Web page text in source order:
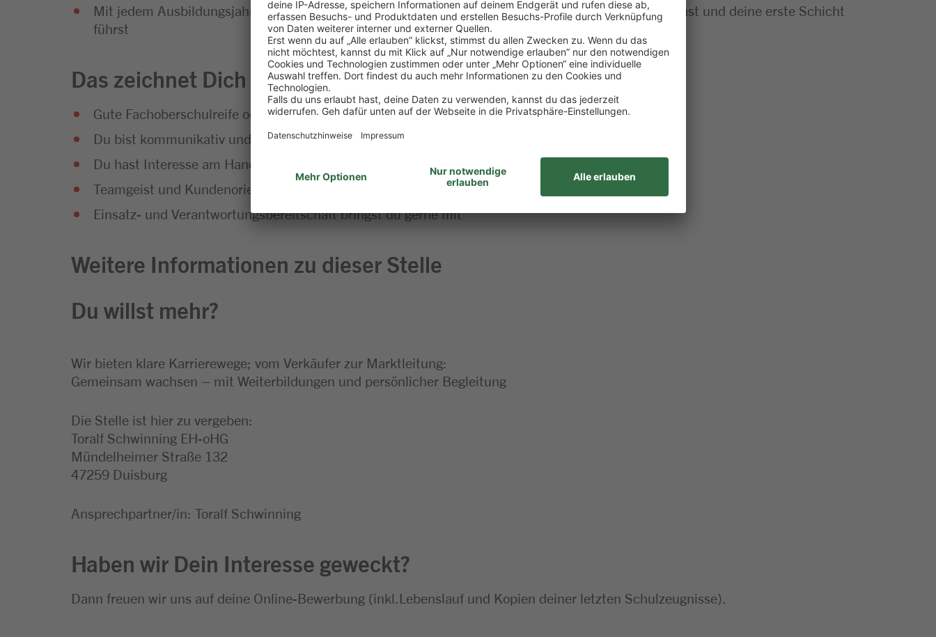
Mit jedem Ausbildungsjahr wächst deine Verantwortung – bis du schließlich selbst den Einsatz planst und deine erste Schicht
führst
Das zeichnet Dich aus
Gute Fachoberschulreife oder Fachabitur
Du bist kommunikativ und hast Spaß am Umgang mit Menschen
Du hast Interesse am Handel und an Lebensmitteln
Teamgeist und Kundenorientierung gehören für dich einfach dazu
Einsatz- und Verantwortungsbereitschaft bringst du gerne mit
Weitere Informationen zu dieser Stelle
Du willst mehr?
Wir bieten klare Karrierewege; vom Verkäufer zur Marktleitung:
Gemeinsam wachsen – mit Weiterbildungen und persönlicher Begleitung
Die Stelle ist hier zu vergeben:
Toralf Schwinning EH-oHG
Mündelheimer Straße 132
47259 Duisburg
Ansprechpartner/in: Toralf Schwinning
Haben wir Dein Interesse geweckt?
Dann freuen wir uns auf deine Online-Bewerbung (inkl.Lebenslauf und Kopien deiner letzten Schulzeugnisse).